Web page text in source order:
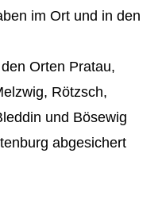
im Ort und in den
Orten Pratau,
Rötzsch,
und Bösewig
abgesichert